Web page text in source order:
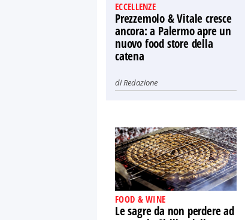
ECCELLENZE
Prezzemolo & Vitale cresce
ancora: a Palermo apre un
nuovo food store della
catena
diRedazione
FOOD & WINE
Le sagre da non perdere ad